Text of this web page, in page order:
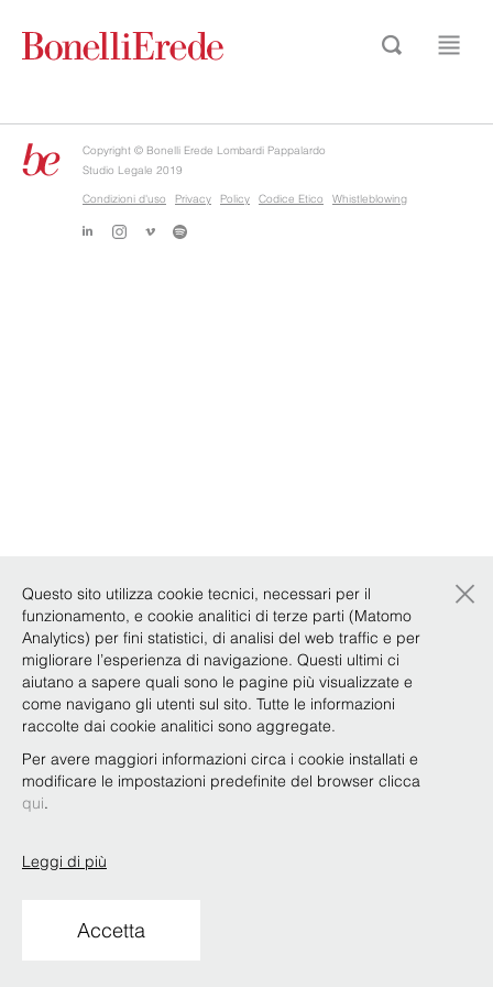
Copyright © Bonelli Erede Lombardi Pappalardo
Studio Legale 2019
Condizioni d'uso
Privacy Policy Codice Etico Whistleblowing
Questo sito utilizza cookie tecnici, necessari per il
funzionamento, e cookie analitici di terze parti (Matomo
Analytics) per fini statistici, di analisi del web traffic e per
migliorare l’esperienza di navigazione. Questi ultimi ci
aiutano a sapere quali sono le pagine più visualizzate e
come navigano gli utenti sul sito. Tutte le informazioni
raccolte dai cookie analitici sono aggregate.
Per avere maggiori informazioni circa i cookie installati e
modificare le impostazioni predefinite del browser clicca
qui.
Leggi di più
Accetta
×